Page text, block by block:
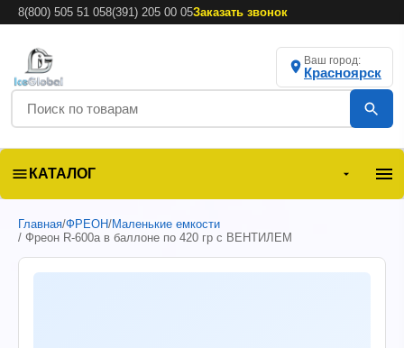
8(800) 505 51 058(391) 205 00 05Заказать звонок
Ваш город:
Красноярск
КАТАЛОГ
Главная/ФРЕОН/Маленькие емкости
/ Фреон R-600а в баллоне по 420 гр с ВЕНТИЛЕМ